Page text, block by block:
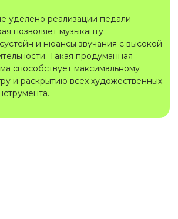
уделено реализации педали
позволяет музыканту
и нюансы звучания с высокой
Такая продуманная
способствует максимальному
и раскрытию всех художественных